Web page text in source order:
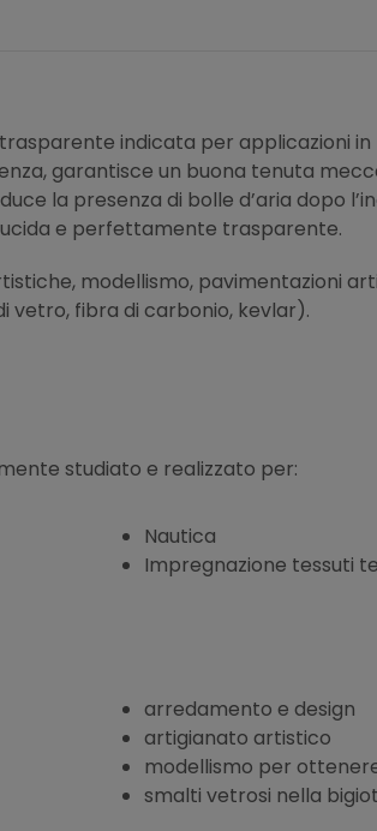
indicata per applicazioni
garantisce un buona tenuta
la presenza di bolle d’aria dopo
e perfettamente trasparente.
modellismo, pavimentazioni
vetro, fibra di carbonio, kevlar).
studiato e realizzato per:
Nautica
Impregnazione tessuti
arredamento e design
artigianato artistico
modellismo per
smalti vetrosi nella